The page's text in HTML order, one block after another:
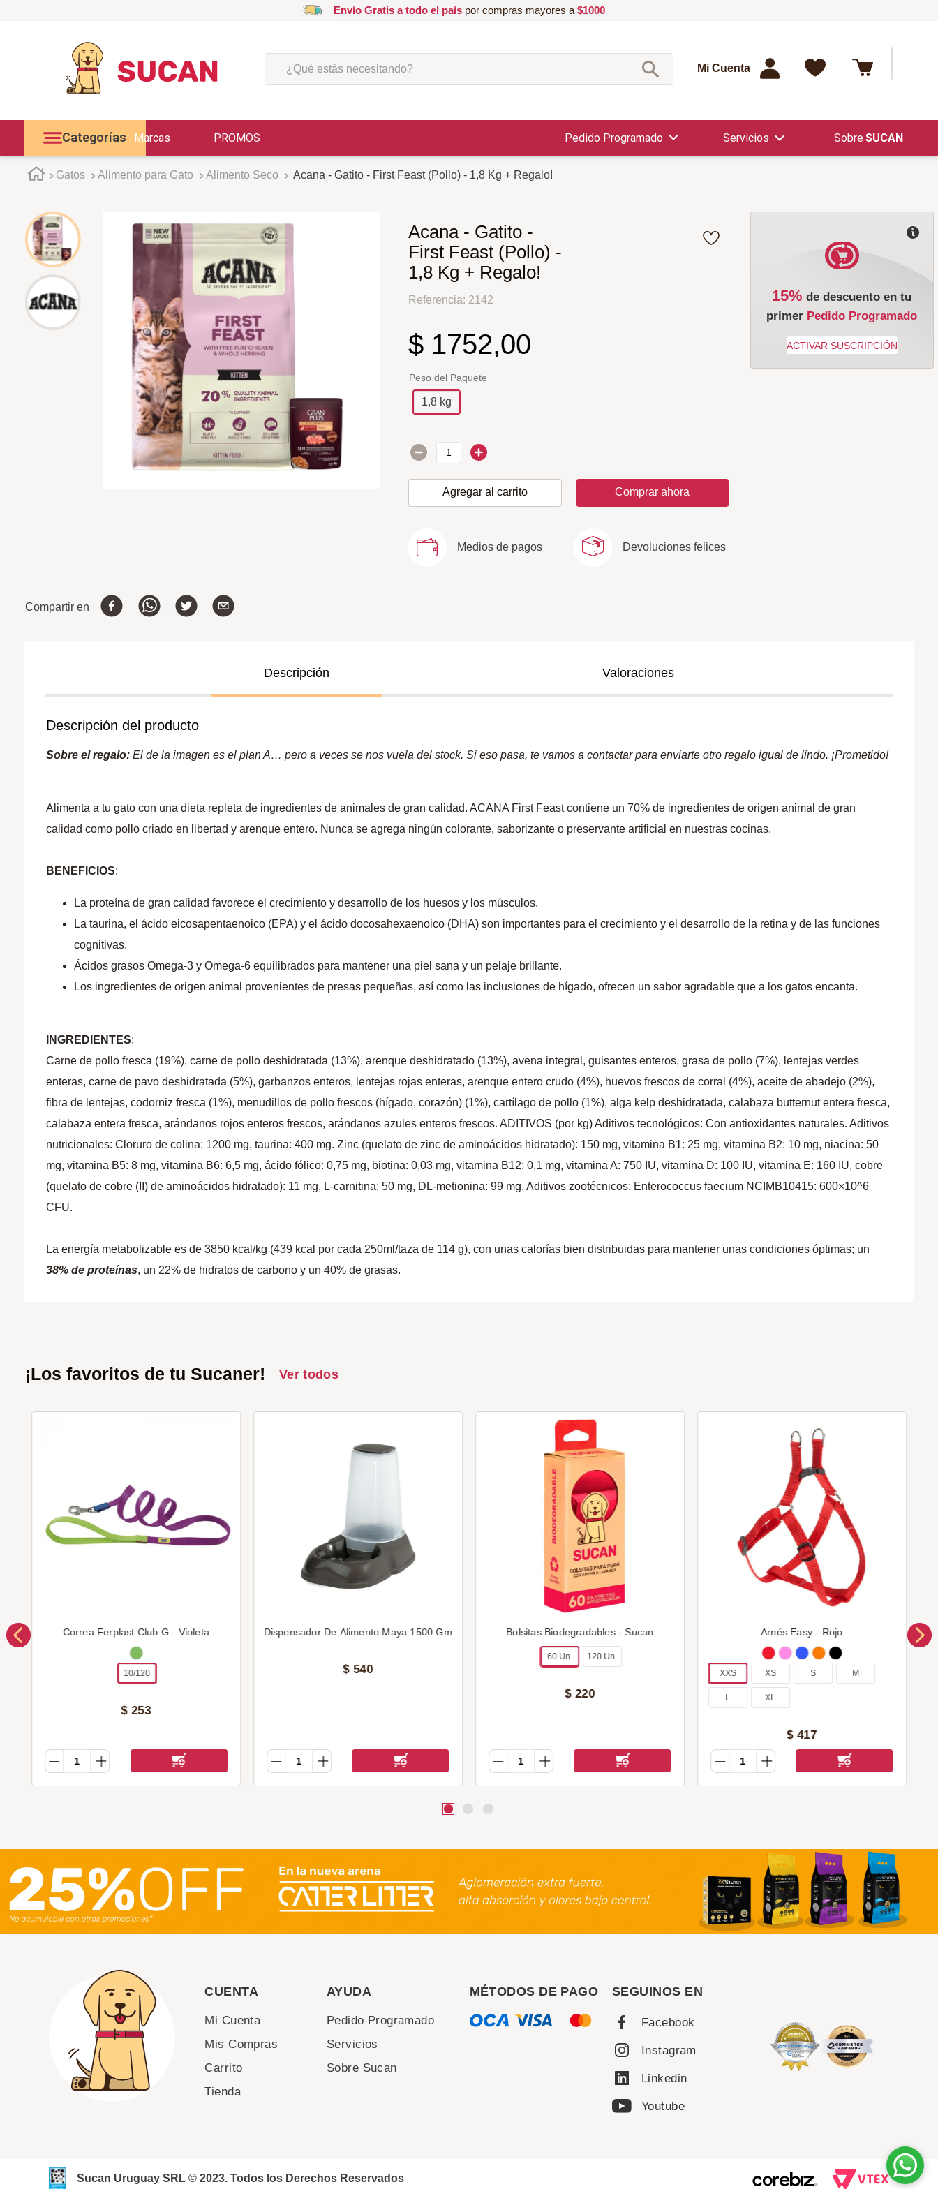
Envío Gratis a todo el paíspor compras mayores a $1000
¿Qué estás necesitando?
Mi Cuenta
Categorías Marcas PROMOS Pedido Programado Servicios SUCAN
Gatos Alimento para Gato Alimento Seco Acana - Gatito - First Feast (Pollo) - 1,8 Kg + Regalo!
Acana - Gatito -
First Feast (Pollo) -
1,8 Kg + Regalo!
Referencia: 2142
$ 1752,00
Peso del Paquete
1,8 kg
Agregar al carrito Comprar ahora
15% de descuento en tu
primer Pedido Programado
Medios de pagos Devoluciones felices
Compartir en
Descripción Valoraciones
Descripción del producto
Sobre el regalo: El de la imagen es el plan A… pero a veces se nos vuela del stock. Si eso pasa, te vamos a contactar para enviarte otro regalo igual de lindo. ¡Prometido!
Alimenta a tu gato con una dieta repleta de ingredientes de animales de gran calidad. ACANA First Feast contiene un 70% de ingredientes de origen animal de gran
calidad como pollo criado en libertad y arenque entero. Nunca se agrega ningún colorante, saborizante o preservante artificial en nuestras cocinas.
BENEFICIOS:
La proteína de gran calidad favorece el crecimiento y desarrollo de los huesos y los músculos.
La taurina, el ácido eicosapentaenoico (EPA) y el ácido docosahexaenoico (DHA) son importantes para el crecimiento y el desarrollo de la retina y de las funciones
cognitivas.
Ácidos grasos Omega-3 y Omega-6 equilibrados para mantener una piel sana y un pelaje brillante.
Los ingredientes de origen animal provenientes de presas pequeñas, así como las inclusiones de hígado, ofrecen un sabor agradable que a los gatos encanta.
INGREDIENTES:
Carne de pollo fresca (19%), carne de pollo deshidratada (13%), arenque deshidratado (13%), avena integral, guisantes enteros, grasa de pollo (7%), lentejas verdes
enteras, carne de pavo deshidratada (5%), garbanzos enteros, lentejas rojas enteras, arenque entero crudo (4%), huevos frescos de corral (4%), aceite de abadejo (2%),
fibra de lentejas, codorniz fresca (1%), menudillos de pollo frescos (hígado, corazón) (1%), cartílago de pollo (1%), alga kelp deshidratada, calabaza butternut entera fresca,
calabaza entera fresca, arándanos rojos enteros frescos, arándanos azules enteros frescos. ADITIVOS (por kg) Aditivos tecnológicos: Con antioxidantes naturales. Aditivos
nutricionales: Cloruro de colina: 1200 mg, taurina: 400 mg. Zinc (quelato de zinc de aminoácidos hidratado): 150 mg, vitamina B1: 25 mg, vitamina B2: 10 mg, niacina: 50
mg, vitamina B5: 8 mg, vitamina B6: 6,5 mg, ácido fólico: 0,75 mg, biotina: 0,03 mg, vitamina B12: 0,1 mg, vitamina A: 750 IU, vitamina D: 100 IU, vitamina E: 160 IU, cobre
(quelato de cobre (II) de aminoácidos hidratado): 11 mg, L-carnitina: 50 mg, DL-metionina: 99 mg. Aditivos zootécnicos: Enterococcus faecium NCIMB10415: 600×10^6
CFU.
La energía metabolizable es de 3850 kcal/kg (439 kcal por cada 250ml/taza de 114 g), con unas calorías bien distribuidas para mantener unas condiciones óptimas; un
38% de proteínas, un 22% de hidratos de carbono y un 40% de grasas.
¡Los favoritos de tu Sucaner! Ver todos
Correa Ferplast Club G - Violeta
10/120
$ 253
Dispensador De Alimento Maya 1500 Gm
$ 540
Bolsitas Biodegradables - Sucan
60 Un. 120 Un.
$ 220
Arnés Easy - Rojo
XXS XS S M
L XL
$ 417
CUENTA
Mi Cuenta
Mis Compras
Carrito
Tienda
AYUDA
Pedido Programado
Servicios
Sobre Sucan
MÉTODOS DE PAGO SEGUINOS EN
Facebook
Instagram
Linkedin
Youtube
Sucan Uruguay SRL © 2023. Todos los Derechos Reservados